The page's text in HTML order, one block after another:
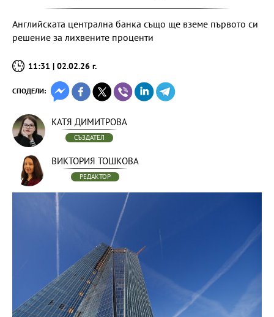
Английската централна банка също ще вземе първото си
решение за лихвените проценти
11:31 | 02.02.26 г.
СПОДЕЛИ:
КАТЯ ДИМИТРОВА
СЪЗДАТЕЛ
ВИКТОРИЯ ТОШКОВА
РЕДАКТОР